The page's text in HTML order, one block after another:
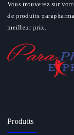
Vous trouverez sur
de produits
meilleur prix.
Produits